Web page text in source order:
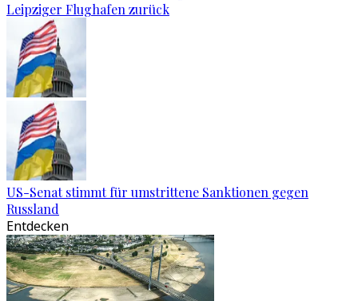
Leipziger Flughafen zurück
US-Senat stimmt für umstrittene Sanktionen gegen
Russland
Entdecken